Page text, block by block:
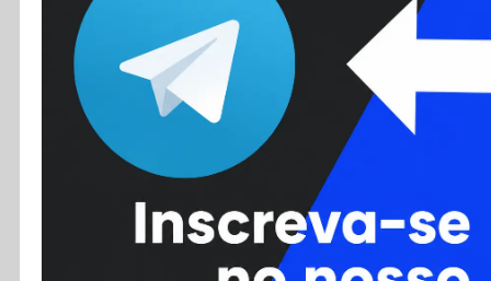
Colunas
Colaboradores
Cursos